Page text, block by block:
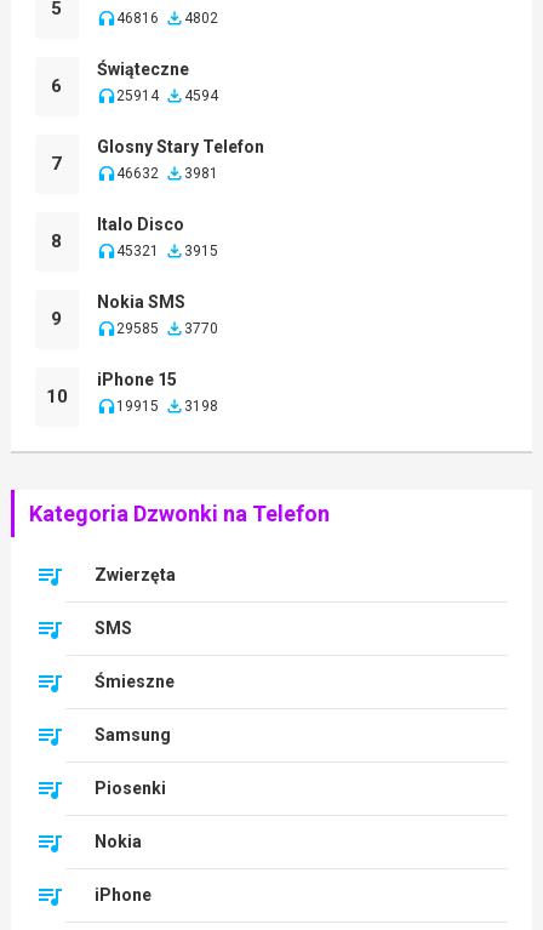
5 46816 4802
6
Świąteczne
25914 4594
7
Glosny Stary Telefon
46632 3981
8
Italo Disco
45321 3915
9
Nokia SMS
29585 3770
10
iPhone 15
19915 3198
Kategoria Dzwonki na Telefon
Zwierzęta
SMS
Śmieszne
Samsung
Piosenki
Nokia
iPhone